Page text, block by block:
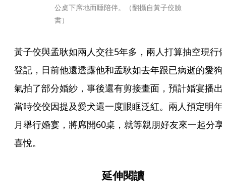
公桌下席地而睡陪伴。（翻攝自黃子佼臉
書）
黃子佼與孟耿如兩人交往5年多，兩人打算抽空現行
登記，日前他還透露他和孟耿如去年跟已病逝的愛狗
氣拍了部分婚紗，事後還有剪接畫面，預計婚宴播出
當時佼佼因提及愛犬還一度眼眶泛紅。兩人預定明年
月舉行婚宴，將席開60桌，就等親朋好友來一起分享
喜悅。
延伸閱讀